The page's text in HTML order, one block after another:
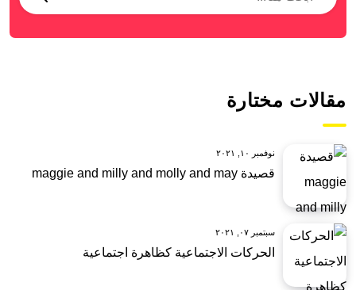
مقالات مختارة
نوفمبر ١٠, ٢٠٢١
قصيدة maggie and milly and molly and may
سبتمبر ٠٧, ٢٠٢١
الحركات الاجتماعية كظاهرة اجتماعية